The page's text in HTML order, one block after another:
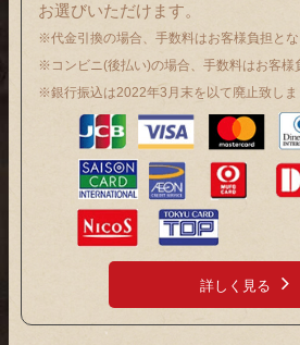
お選びいただけます。
※代金引換の場合、手数料はお客様負担とな
※コンビニ(後払い)の場合、手数料はお客様
※銀行振込は2022年3月末を以て廃止致しま
詳しく見る